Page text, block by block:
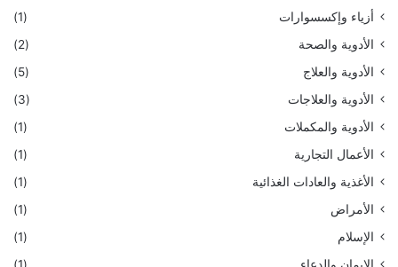
أزياء وإكسسوارات
(1)
الأدوية والصحة
(2)
الأدوية والعلاج
(5)
الأدوية والعلاجات
(3)
الأدوية والمكملات
(1)
الأعمال التجارية
(1)
الأغذية والعادات الغذائية
(1)
الأمراض
(1)
الإسلام
(1)